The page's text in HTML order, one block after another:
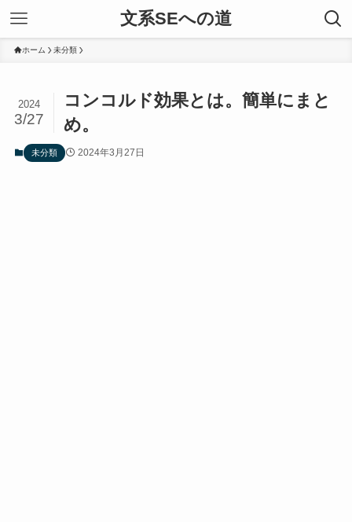
文系SEへの道
ホーム 未分類
コンコルド効果とは。簡単にまと
め。
2024
3/27
未分類 2024年3月27日